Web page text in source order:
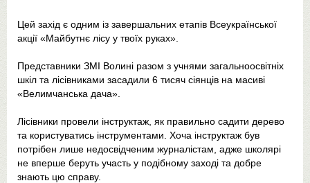
Цей захід є одним із завершальних етапів Всеукраїнської
акції «Майбутнє лісу у твоїх руках».
Представники ЗМІ Волині разом з учнями загальноосвітніх
шкіл та лісівниками засадили 6 тисяч сіянців на масиві
«Велимчанська дача».
Лісівники провели інструктаж, як правильно садити дерево
та користуватись інструментами. Хоча інструктаж був
потрібен лише недосвідченим журналістам, адже школярі
не вперше беруть участь у подібному заході та добре
знають цю справу.